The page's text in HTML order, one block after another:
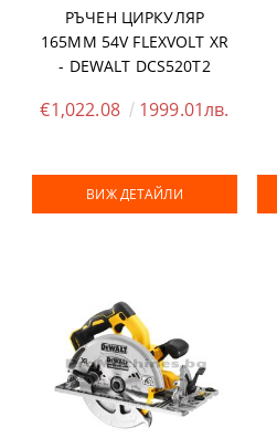
РЪЧЕН ЦИРКУЛЯР
165ММ 54V FLEXVOLT XR
- DEWALT DCS520T2
€1,022.08 1999.01лв.
ВИЖ ДЕТАЙЛИ